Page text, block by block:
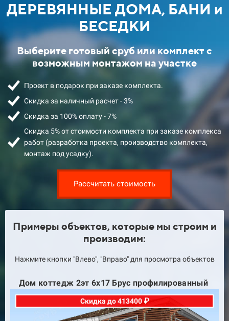
ДЕРЕВЯННЫЕ ДОМА, БАНИ и
БЕСЕДКИ
Выберите готовый сруб или комплект с
возможным монтажом на участке
Проект в подарок при заказе комплекта.
Скидка за наличный расчет - 3%
Скидка за 100% оплату - 7%
Скидка 5% от стоимости комплекта при заказе комплекса
работ (разработка проекта, производство комплекта,
монтаж под усадку).
Рассчитать стоимость
Примеры объектов, которые мы строим и
производим:
Нажмите кнопки "Влево", "Вправо" для просмотра объектов
Дом коттедж 16х18 Брус профилированный
Скидка до 515000 ₽